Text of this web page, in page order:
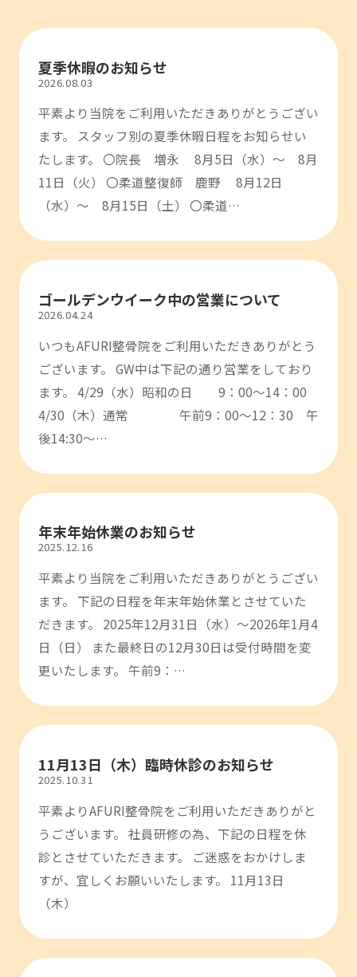
夏季休暇のお知らせ
2026.08.03
平素より当院をご利用いただきありがとうござい
ます。 スタッフ別の夏季休暇日程をお知らせい
たします。 〇院長 増永 8月5日（水）～ 8月
11日（火） 〇柔道整復師 鹿野 8月12日
（水）～ 8月15日（土） 〇柔道…
ゴールデンウイーク中の営業について
2026.04.24
いつもAFURI整骨院をご利用いただきありがとう
ございます。 GW中は下記の通り営業をしており
ます。 4/29（水）昭和の日 9：00～14：00
4/30（木）通常 午前9：00～12：30 午
後14:30～…
年末年始休業のお知らせ
2025.12.16
平素より当院をご利用いただきありがとうござい
ます。 下記の日程を年末年始休業とさせていた
だきます。 2025年12月31日（水）～2026年1月4
日（日） また最終日の12月30日は受付時間を変
更いたします。 午前9：…
11月13日（木）臨時休診のお知らせ
2025.10.31
平素よりAFURI整骨院をご利用いただきありがと
うございます。 社員研修の為、下記の日程を休
診とさせていただきます。 ご迷惑をおかけしま
すが、宜しくお願いいたします。 11月13日
（木）